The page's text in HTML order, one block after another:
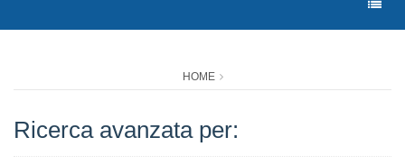
HOME
Ricerca avanzata per: